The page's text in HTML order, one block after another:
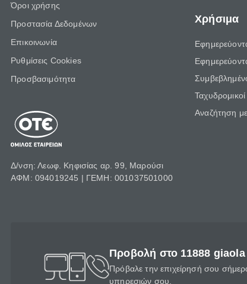
Όροι χρήσης
Προστασία Δεδομένων
Επικοινωνία
Ρυθμίσεις Cookies
Προσβασιμότητα
Δ/νση: Λεωφ. Κηφισίας αρ. 99, Μαρούσι
ΑΦΜ: 094019245 | ΓΕΜΗ: 001037501000
Χρήσιμα
Αναζήτηση
Προβολή στο 11888 giaola
Πρόβαλε την επιχείρησή σου
υπηρεσιών σου.